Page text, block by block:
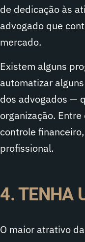
de dedicação às
advogado que
mercado.
Existem alguns
automatizar
dos advogados —
organização.
controle
profissional.
4. TENHA
O maior atrativo